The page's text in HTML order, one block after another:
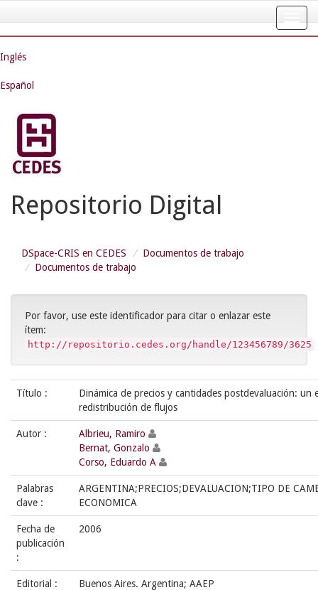
navigation
Inglés
Español
Repositorio Digital
DSpace-CRIS en CEDES
Documentos de trabajo
Documentos de trabajo
Por favor, use este identificador para citar o enlazar este
ítem:
http://repositorio.cedes.org/handle/123456789/3625
Título :
Dinámica de precios y cantidades postdevaluación: un
redistribución de flujos
Autor :
Albrieu, Ramiro
Bernat, Gonzalo
Corso, Eduardo A
Palabras
clave :
ARGENTINA;PRECIOS;DEVALUACION;TIPO DE
ECONOMICA
Fecha de
publicación
:
2006
Editorial : Buenos Aires. Argentina; AAEP